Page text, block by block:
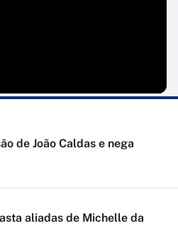
de João Caldas e nega
aliadas de Michelle da